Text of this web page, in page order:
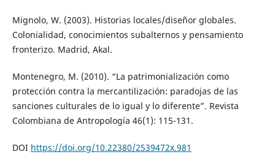
Mignolo, W. (2003). Historias locales/diseñor globales.
Colonialidad, conocimientos subalternos y pensamiento
fronterizo. Madrid, Akal.
Montenegro, M. (2010). “La patrimonialización como
protección contra la mercantilización: paradojas de las
sanciones culturales de lo igual y lo diferente”. Revista
Colombiana de Antropología 46(1): 115-131.
DOI https://doi.org/10.22380/2539472x.981